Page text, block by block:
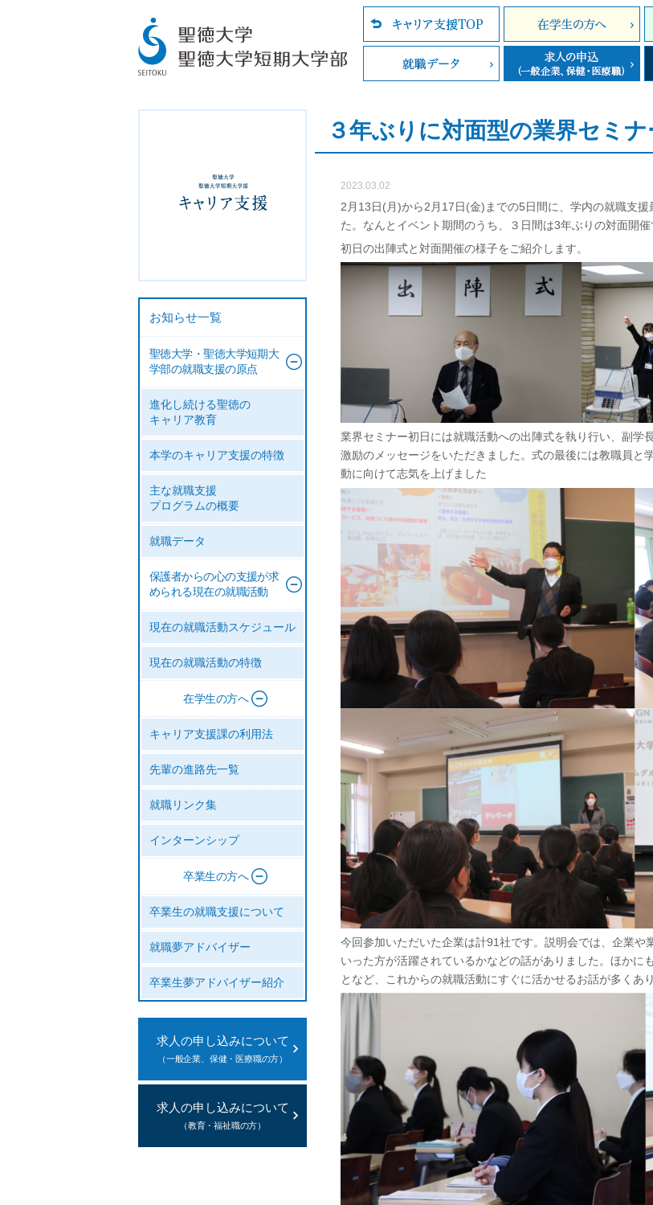
お知らせ一覧
聖徳大学・聖徳大学短期大
学部の就職支援の原点
進化し続ける聖徳の
キャリア教育
本学のキャリア支援の特徴
主な就職支援
プログラムの概要
就職データ
保護者からの心の支援が求
められる現在の就職活動
現在の就職活動スケジュール
現在の就職活動の特徴
在学生の方へ
キャリア支援課の利用法
先輩の進路先一覧
就職リンク集
インターンシップ
卒業生の方へ
卒業生の就職支援について
就職夢アドバイザー
卒業生夢アドバイザー紹介
求人の申し込みについて
（一般企業、保健・医療職の方）
求人の申し込みについて
（教育・福祉職の方）
３年ぶりに対面型の業界セミ
2023.03.02
2月13日(月)から2月17日(金)までの5日間に、学内の就職支
た。なんとイベント期間のうち、３日間は3年ぶりの対面開催
初日の出陣式と対面開催の様子をご紹介します。
業界セミナー初日には就職活動への出陣式を執り行い、副学
激励のメッセージをいただきました。式の最後には教職員と
動に向けて志気を上げました
今回参加いただいた企業は計91社です。説明会では、企業
いった方が活躍されているかなどの話がありました。ほかに
となど、これからの就職活動にすぐに活かせるお話が多くあり